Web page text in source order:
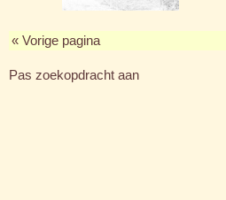
« Vorige pagina
Pas zoekopdracht aan